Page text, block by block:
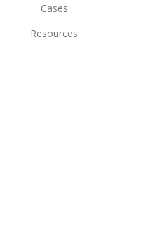
Cases
Resources